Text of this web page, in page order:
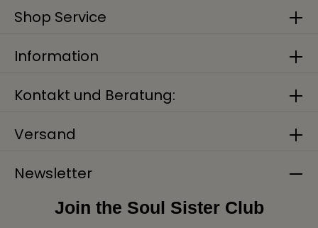
Kontakt und Beratung:
Versand
Newsletter
Join the Soul Sister Club
Shop Service
Information